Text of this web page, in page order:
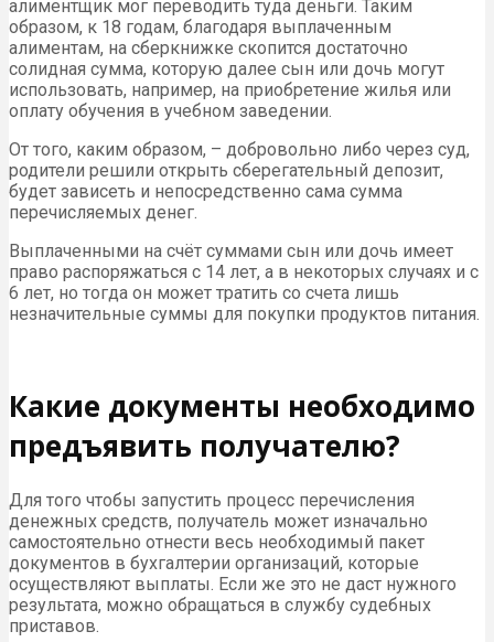
алиментщик мог переводить туда деньги. Таким
образом, к 18 годам, благодаря выплаченным
алиментам, на сберкнижке скопится достаточно
солидная сумма, которую далее сын или дочь могут
использовать, например, на приобретение жилья или
оплату обучения в учебном заведении.
От того, каким образом, – добровольно либо через суд,
родители решили открыть сберегательный депозит,
будет зависеть и непосредственно сама сумма
перечисляемых денег.
Выплаченными на счёт суммами сын или дочь имеет
право распоряжаться с 14 лет, а в некоторых случаях и с
6 лет, но тогда он может тратить со счета лишь
незначительные суммы для покупки продуктов питания.
Какие документы необходимо
предъявить получателю?
Для того чтобы запустить процесс перечисления
денежных средств, получатель может изначально
самостоятельно отнести весь необходимый пакет
документов в бухгалтерии организаций, которые
осуществляют выплаты. Если же это не даст нужного
результата, можно обращаться в службу судебных
приставов.